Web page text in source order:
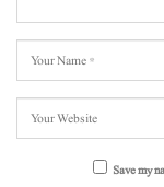
Save my